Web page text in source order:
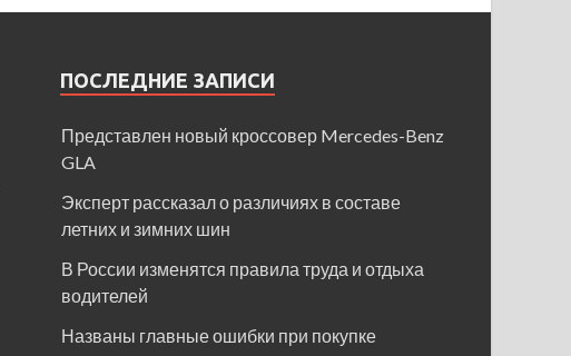
ПОСЛЕДНИЕ ЗАПИСИ
Представлен новый кроссовер Mercedes-Benz
GLA
Эксперт рассказал о различиях в составе
летних и зимних шин
В России изменятся правила труда и отдыха
водителей
Названы главные ошибки при покупке